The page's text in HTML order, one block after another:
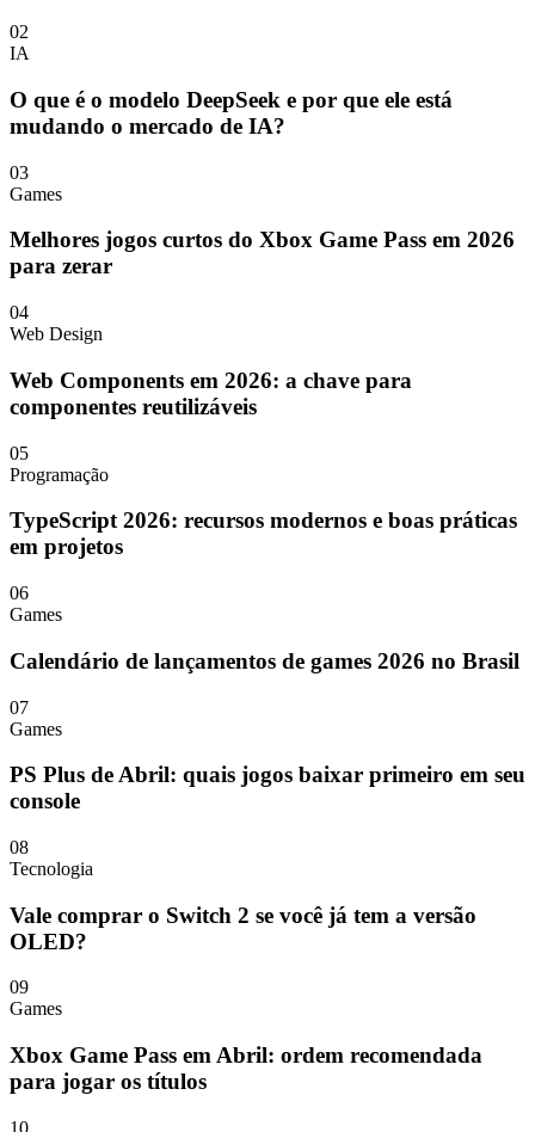
02
IA
O que é o modelo DeepSeek e por que ele está
mudando o mercado de IA?
03
Games
Melhores jogos curtos do Xbox Game Pass em 2026
para zerar
04
Web Design
Web Components em 2026: a chave para
componentes reutilizáveis
05
Programação
TypeScript 2026: recursos modernos e boas práticas
em projetos
06
Games
Calendário de lançamentos de games 2026 no Brasil
07
Games
PS Plus de Abril: quais jogos baixar primeiro em seu
console
08
Tecnologia
Vale comprar o Switch 2 se você já tem a versão
OLED?
09
Games
Xbox Game Pass em Abril: ordem recomendada
para jogar os títulos
10